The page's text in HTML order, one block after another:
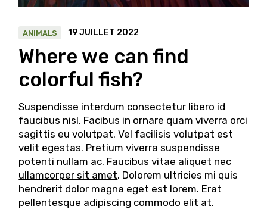
ANIMALS 19 JUILLET 2022
Where we can find
colorful fish?
Suspendisse interdum consectetur libero id
faucibus nisl. Facibus in ornare quam viverra orci
sagittis eu volutpat. Vel facilisis volutpat est
velit egestas. Pretium viverra suspendisse
potenti nullam ac. Faucibus vitae aliquet nec
ullamcorper sit amet. Dolorem ultricies mi quis
hendrerit dolor magna eget est lorem. Erat
pellentesque adipiscing commodo elit at.